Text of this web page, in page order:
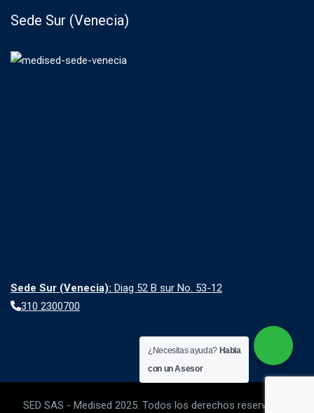
Sede Sur (Venecia)
Sede Sur (Venecia): Diag 52 B sur No. 53-12
310 2300700
SED SAS - Medised 2025. Todos los derechos reservados.
¿Necesitas ayuda? Habla
con un Asesor